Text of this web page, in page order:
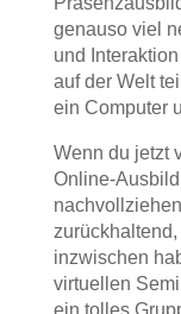
genauso viel
und
auf der Welt
ein Computer
Wenn du jetzt
Online-
inzwischen
virtuellen
ein tolles